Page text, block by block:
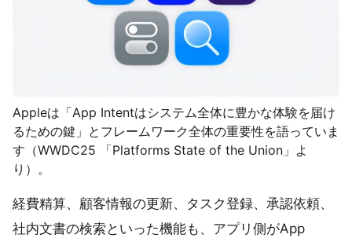
Appleは「App Intentはシステム全体に豊かな体験を届け
るための鍵」とフレームワーク全体の重要性を語っていま
す（WWDC25 「Platforms State of the Union」よ
り）。
経費精算、顧客情報の更新、タスク登録、承認依頼、
社内文書の検索といった機能も、アプリ側がApp